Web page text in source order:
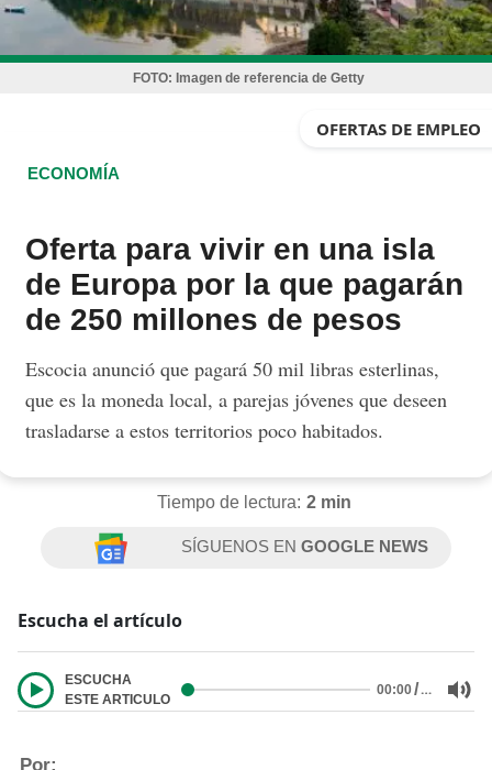
FOTO: Imagen de referencia de Getty
OFERTAS DE EMPLEO
ECONOMÍA
Oferta para vivir en una isla
de Europa por la que pagarán
de 250 millones de pesos
Escocia anunció que pagará 50 mil libras esterlinas,
que es la moneda local, a parejas jóvenes que deseen
trasladarse a estos territorios poco habitados.
Tiempo de lectura: 2 min
SÍGUENOS ENGOOGLE NEWS
Escucha el artículo
ESCUCHA
ESTE ARTICULO
00:00/…
Por: